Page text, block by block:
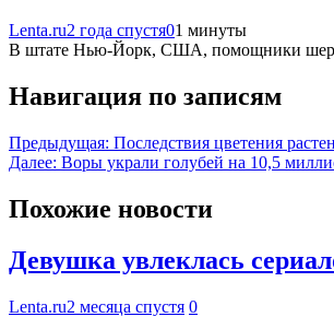
Lenta.ru2 года спустя01 минуты
В штате Нью-Йорк, США, помощники
Навигация по записям
Предыдущая: Последствия цветения
Далее: Воры украли голубей на 10,5
Похожие новости
Девушка увлеклась
Lenta.ru2 месяца спустя 0